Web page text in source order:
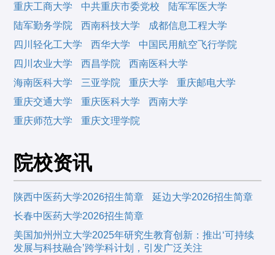
重庆工商大学
中共重庆市委党校
陆军军医大学
陆军勤务学院
西南科技大学
成都信息工程大学
四川轻化工大学
西华大学
中国民用航空飞行学院
四川农业大学
西昌学院
西南医科大学
海南医科大学
三亚学院 重庆大学
重庆邮电大学
重庆交通大学
重庆医科大学
西南大学
重庆师范大学
重庆文理学院
院校资讯
陕西中医药大学2026招生简章
延边大学2026招生简章
长春中医药大学2026招生简章
美国加州州立大学2025年研究生教育创新：推出‘可持续
发展与科技融合’跨学科计划，引发广泛关注